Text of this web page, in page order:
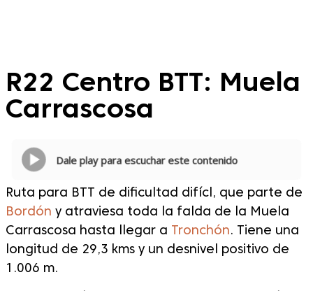
R22 Centro BTT: Muela
Carrascosa
Dale play para escuchar este contenido
Ruta para BTT de dificultad difícl, que parte de
Bordón y atraviesa toda la falda de la Muela
Carrascosa hasta llegar a
Tronchón. Tiene una
longitud de 29,3 kms y un desnivel positivo de
1.006 m.